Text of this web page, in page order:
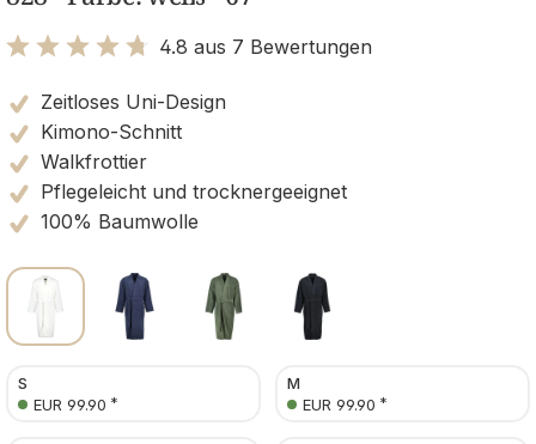
4.8 aus 7 Bewertungen
Zeitloses Uni-Design
Kimono-Schnitt
Walkfrottier
Pflegeleicht und trocknergeeignet
100% Baumwolle
S
EUR 99.90 *
M
EUR 99.90 *